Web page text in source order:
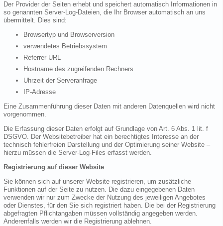
Der Provider der Seiten erhebt und speichert automatisch Informationen in
so genannten Server-Log-Dateien, die Ihr Browser automatisch an uns
übermittelt. Dies sind:
Browsertyp und Browserversion
verwendetes Betriebssystem
Referrer URL
Hostname des zugreifenden Rechners
Uhrzeit der Serveranfrage
IP-Adresse
Eine Zusammenführung dieser Daten mit anderen Datenquellen wird nicht
vorgenommen.
Die Erfassung dieser Daten erfolgt auf Grundlage von Art. 6 Abs. 1 lit. f
DSGVO. Der Websitebetreiber hat ein berechtigtes Interesse an der
technisch fehlerfreien Darstellung und der Optimierung seiner Website –
hierzu müssen die Server-Log-Files erfasst werden.
Registrierung auf dieser Website
Sie können sich auf unserer Website registrieren, um zusätzliche
Funktionen auf der Seite zu nutzen. Die dazu eingegebenen Daten
verwenden wir nur zum Zwecke der Nutzung des jeweiligen Angebotes
oder Dienstes, für den Sie sich registriert haben. Die bei der Registrierung
abgefragten Pflichtangaben müssen vollständig angegeben werden.
Anderenfalls werden wir die Registrierung ablehnen.